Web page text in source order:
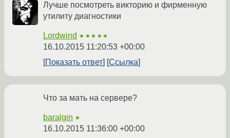
Лучше посмотреть викторию и фирменную
утилиту диагностики
Lordwind ★★★★★
16.10.2015 11:20:53 +00:00
Показать ответ
Ссылка
Что за мать на сервере?
baralgin ★
16.10.2015 11:36:00 +00:00